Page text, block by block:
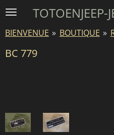
Passer
contenu
TOTOENJEEP-
BIENVENUE » BOUTIQUE »
BC 779